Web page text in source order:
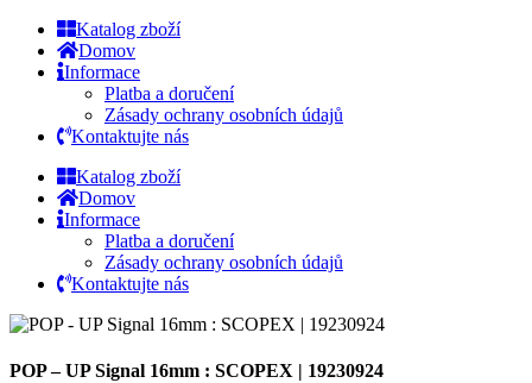
Katalog zboží
Domov
Informace
Platba a doručení
Zásady ochrany osobních údajů
Kontaktujte nás
Katalog zboží
Domov
Informace
Platba a doručení
Zásady ochrany osobních údajů
Kontaktujte nás
POP – UP Signal 16mm : SCOPEX | 19230924